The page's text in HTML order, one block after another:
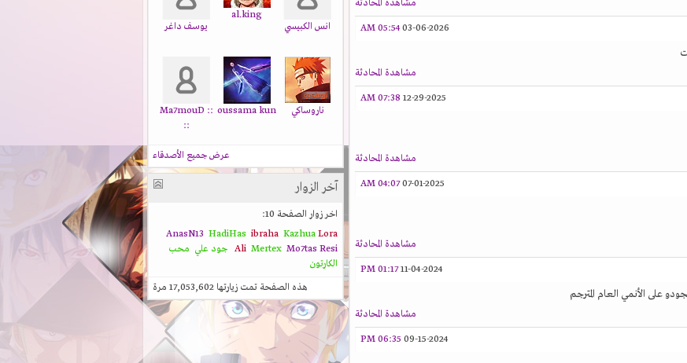
مشاهدة المحادثة
03-06-2026
05:54 AM
مشاهدة المحادثة
12-29-2025
07:38 AM
مشاهدة المحادثة
07-01-2025
04:07 AM
مشاهدة المحادثة
11-04-2024
01:17 PM
على الأنمي العام المترجم
مشاهدة المحادثة
09-15-2024
06:35 PM
انس الكبيسي
al.king
يوسف داغر
ناروساكي oussama kun
:: Ma7mouD
::
عرض جميع الأصدقاء
آخر الزوار
اخر زوار الصفحة 10:
AnasN13 HadiHas ibraha KazhuaLora
Ali Mertex Mo7tas Resi جود علي محب
الكارتون
هذه الصفحة تمت زيارتها 17,053,602 مرة